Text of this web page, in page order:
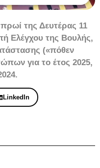
της Δευτέρας 11
Ελέγχου της Βουλής,
(«πόθεν
για το έτος 2025,
LinkedIn